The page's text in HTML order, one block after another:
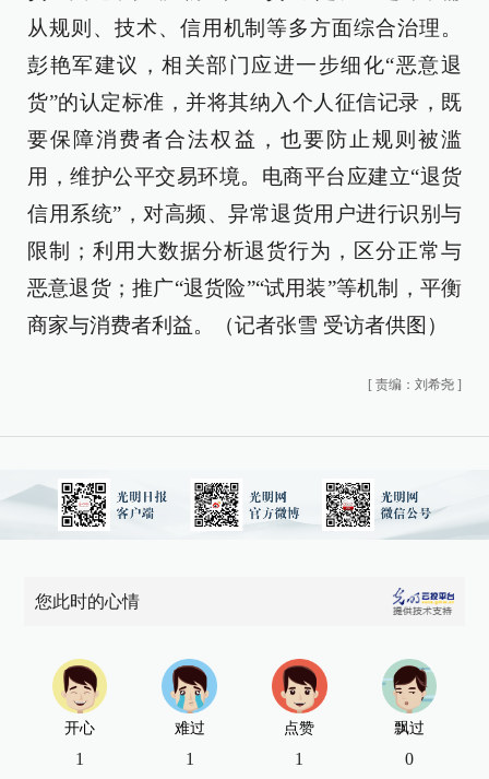
从规则、技术、信用机制等多方面综合治理。
彭艳军建议，相关部门应进一步细化“恶意退
货”的认定标准，并将其纳入个人征信记录，既
要保障消费者合法权益，也要防止规则被滥
用，维护公平交易环境。电商平台应建立“退货
信用系统”，对高频、异常退货用户进行识别与
限制；利用大数据分析退货行为，区分正常与
恶意退货；推广“退货险”“试用装”等机制，平衡
商家与消费者利益。（记者张雪 受访者供图）
[ 责编：刘希尧 ]
您此时的心情
开心
1
难过
1
点赞
1
飘过
0